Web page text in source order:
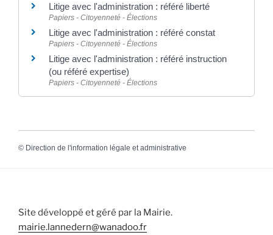
Litige avec l'administration : référé liberté
Papiers - Citoyenneté - Élections
Litige avec l'administration : référé constat
Papiers - Citoyenneté - Élections
Litige avec l'administration : référé instruction
(ou référé expertise)
Papiers - Citoyenneté - Élections
© Direction de l'information légale et administrative
Site développé et géré par la Mairie.
mairie.lannedern@wanadoo.fr